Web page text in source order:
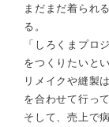
まだまだ着られ
る。
「しろくまプロ
をつくりたいと
リメイクや縫製
を合わせて行っ
そして、売上で